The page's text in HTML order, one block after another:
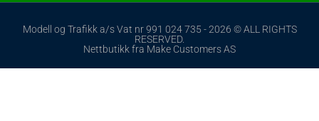
Modell og Trafikk a/s Vat nr 991 024 735 - 2026 © ALL RIGHTS
RESERVED.
Nettbutikk fra Make Customers AS